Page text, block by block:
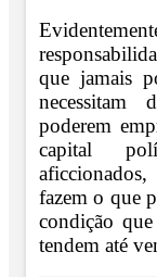
que jamais
necessitam
poderem
capital
fazem o que
condição
tendem até